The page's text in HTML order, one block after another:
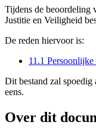
Tijdens de beoordeling
Justitie en Veiligheid
De reden hiervoor is:
11.1
Dit bestand zal spoedig
eens.
Over dit